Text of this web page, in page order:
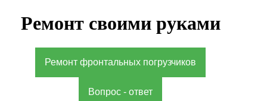
Ремонт своими руками
Ремонт фронтальных погрузчиков
Вопрос - ответ